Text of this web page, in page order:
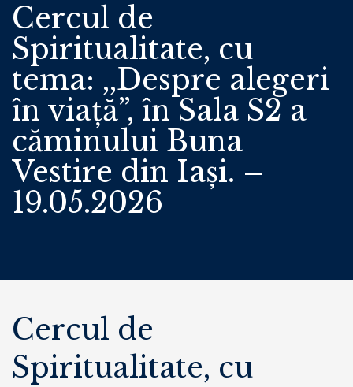
Cercul de
Spiritualitate, cu
tema: ,,Despre alegeri
în viață”, în Sala S2 a
căminului Buna
Vestire din Iași. –
19.05.2026
Cercul de
Spiritualitate, cu